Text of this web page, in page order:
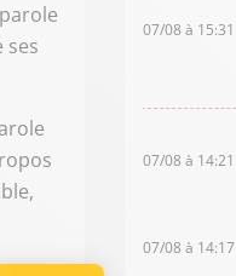
ses
07/08 à 15:31
07/08 à 14:21
07/08 à 14:17